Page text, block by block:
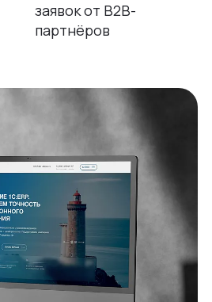
заявок от B2B-
партнёров